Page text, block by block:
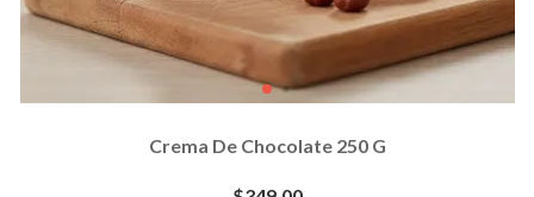
Crema De Chocolate 250 G